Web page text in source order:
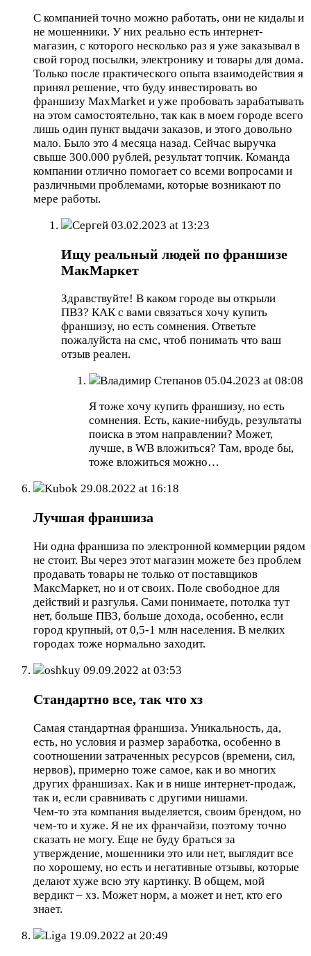
С компанией точно можно работать, они не кидалы и
не мошенники. У них реально есть интернет-
магазин, с которого несколько раз я уже заказывал в
свой город посылки, электронику и товары для дома.
Только после практического опыта взаимодействия я
принял решение, что буду инвестировать во
франшизу MaxMarket и уже пробовать зарабатывать
на этом самостоятельно, так как в моем городе всего
лишь один пункт выдачи заказов, и этого довольно
мало. Было это 4 месяца назад. Сейчас выручка
свыше 300.000 рублей, результат топчик. Команда
компании отлично помогает со всеми вопросами и
различными проблемами, которые возникают по
мере работы.
Сергей 03.02.2023 at 13:23
Ищу реальный людей по франшизе
МакМаркет
Здравствуйте! В каком городе вы открыли
ПВЗ? КАК с вами связаться хочу купить
франшизу, но есть сомнения. Ответьте
пожалуйста на смс, чтоб понимать что ваш
отзыв реален.
Владимир Степанов 05.04.2023 at 08:08
Я тоже хочу купить франшизу, но есть
сомнения. Есть, какие-нибудь, результаты
поиска в этом направлении? Может,
лучше, в WB вложиться? Там, вроде бы,
тоже вложиться можно…
Kubok 29.08.2022 at 16:18
Лучшая франшиза
Ни одна франшиза по электронной коммерции рядом
не стоит. Вы через этот магазин можете без проблем
продавать товары не только от поставщиков
МаксМаркет, но и от своих. Поле свободное для
действий и разгулья. Сами понимаете, потолка тут
нет, больше ПВЗ, больше дохода, особенно, если
город крупный, от 0,5-1 млн населения. В мелких
городах тоже нормально заходит.
oshkuy 09.09.2022 at 03:53
Стандартно все, так что хз
Самая стандартная франшиза. Уникальность, да,
есть, но условия и размер заработка, особенно в
соотношении затраченных ресурсов (времени, сил,
нервов), примерно тоже самое, как и во многих
других франшизах. Как и в нише интернет-продаж,
так и, если сравнивать с другими нишами.
Чем-то эта компания выделяется, своим брендом, но
чем-то и хуже. Я не их франчайзи, поэтому точно
сказать не могу. Еще не буду браться за
утверждение, мошенники это или нет, выглядит все
по хорошему, но есть и негативные отзывы, которые
делают хуже всю эту картинку. В общем, мой
вердикт – хз. Может норм, а может и нет, кто его
знает.
Liga 19.09.2022 at 20:49